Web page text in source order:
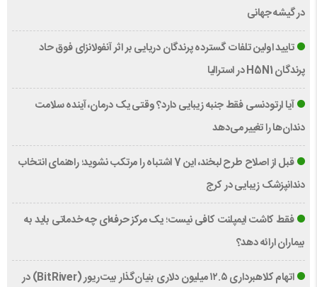
در گیشه جهانی
تایید اولین تلفات گسترده پرندگان دریایی بر اثر آنفولانزای فوق حاد
پرندگان H5N1 در استرالیا
آیا ارتودنسی فقط جنبه زیبایی دارد؟ وقتی یک درمان، آینده سلامت
دندان‌ها را تغییر می‌دهد
قبل از اصلاح طرح لبخند، این 7 اشتباه را مرتکب نشوید؛ راهنمای انتخاب
دندانپزشک زیبایی در کرج
فقط کاشت ایمپلنت کافی نیست؛ یک مرکز حرفه‌ای چه خدماتی باید به
بیماران ارائه دهد؟
اتهام کلاهبرداری ۱۲.۵ میلیون دلاری بنیان‌گذار بیت‌ریور (BitRiver) در